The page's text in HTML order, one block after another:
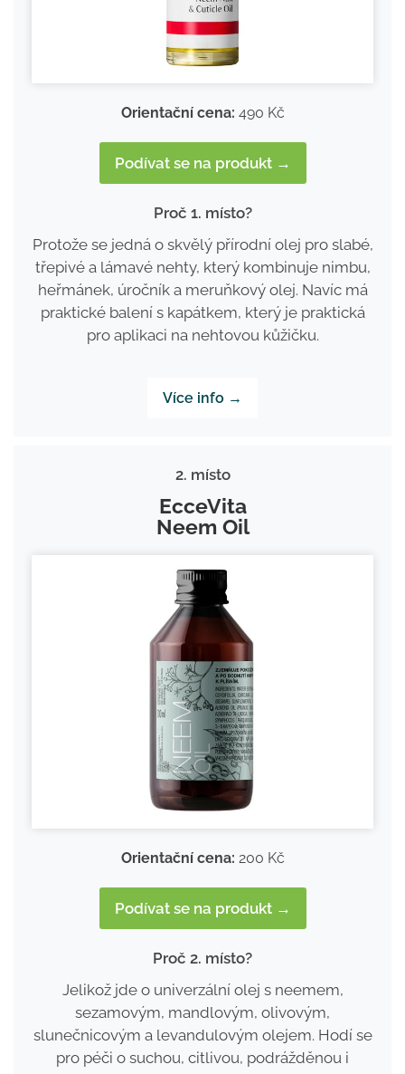
Orientační cena: 490 Kč
Podívat se na produkt →
Proč 1. místo?
Protože se jedná o skvělý přírodní olej pro slabé,
třepivé a lámavé nehty, který kombinuje nimbu,
heřmánek, úročník a meruňkový olej. Navíc má
praktické balení s kapátkem, který je praktická
pro aplikaci na nehtovou kůžičku.
Více info →
2. místo
EcceVita
Neem Oil
Orientační cena: 200 Kč
Podívat se na produkt →
Proč 2. místo?
Jelikož jde o univerzální olej s neemem,
sezamovým, mandlovým, olivovým,
slunečnicovým a levandulovým olejem. Hodí se
pro péči o suchou, citlivou, podrážděnou i